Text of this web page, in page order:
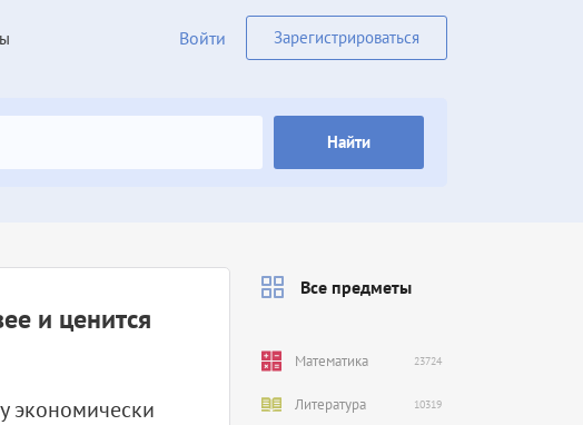
Войти Зарегистрироваться
Найти
и ценится
экономически
Все предметы
Математика 23724
Литература 10319